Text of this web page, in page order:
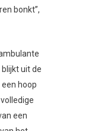
bonkt”,
uit de
hoop
een